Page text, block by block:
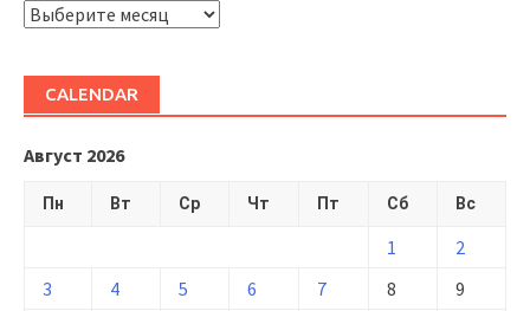
ARHIVĂ
CALENDAR
Август 2026
Пн Вт Ср Чт Пт Сб Вс
1
2
3
4 5 6 7 8
9